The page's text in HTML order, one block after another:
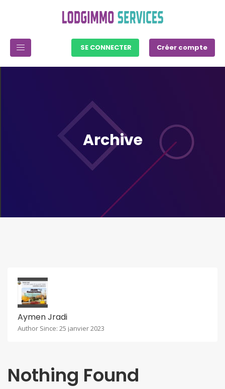
SE CONNECTER Créer compte
Archive
Aymen Jradi
Author Since: 25 janvier 2023
Nothing Found